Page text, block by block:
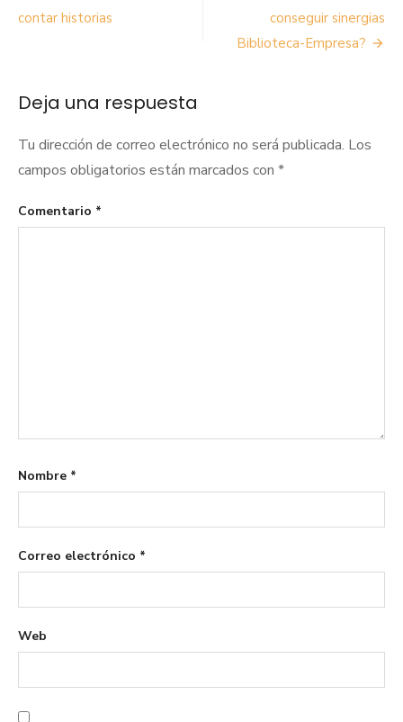
de
contar historias
conseguir sinergias
Biblioteca-Empresa?
Deja una respuesta
Tu dirección de correo electrónico no será publicada. Los
campos obligatorios están marcados con *
Comentario *
Nombre *
Correo electrónico *
Web